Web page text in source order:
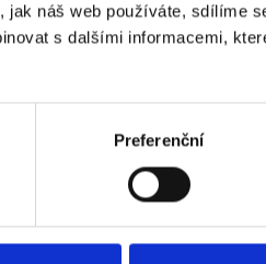
jak náš web používáte, sdílíme
s dalšími informacemi,
Preferenční
DC kabel zakončený očky na
(sériové zapojení) nebo celkovou
vodiče v mm2: 4